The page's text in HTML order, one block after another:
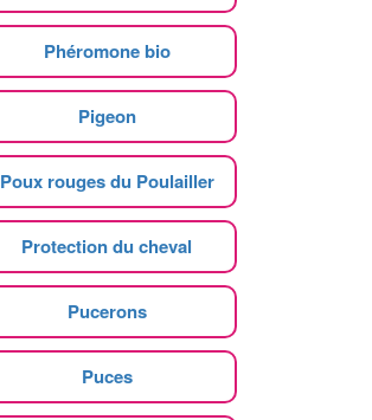
Phéromone bio
Pigeon
Poux rouges du Poulailler
Protection du cheval
Pucerons
Puces